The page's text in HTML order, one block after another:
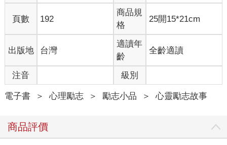
頁數 192
商品規
格
25開15*21cm
出版地 台灣
適讀年
齡
全齡適讀
注音 級別
電子書 ＞ 心理勵志 ＞ 勵志小品 ＞ 心靈勵志故事
商品評價